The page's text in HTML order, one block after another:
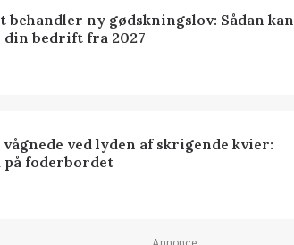
behandler ny gødskningslov: Sådan kan
din bedrift fra 2027
vågnede ved lyden af skrigende kvier:
på foderbordet